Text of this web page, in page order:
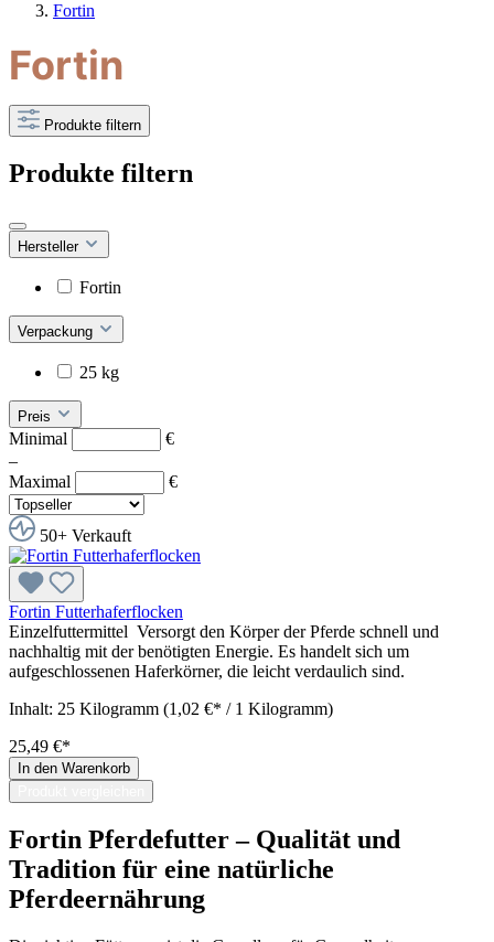
Fortin
Fortin
Produkte filtern
Produkte filtern
Hersteller
Fortin
Verpackung
25 kg
Preis
Minimal
€
–
Maximal
€
50+ Verkauft
Fortin Futterhaferflocken
Einzelfuttermittel Versorgt den Körper der Pferde schnell und
nachhaltig mit der benötigten Energie. Es handelt sich um
aufgeschlossenen Haferkörner, die leicht verdaulich sind.
Inhalt: 25 Kilogramm (1,02 €* / 1 Kilogramm)
25,49 €*
In den Warenkorb
Fortin Pferdefutter – Qualität und
Tradition für eine natürliche
Pferdeernährung